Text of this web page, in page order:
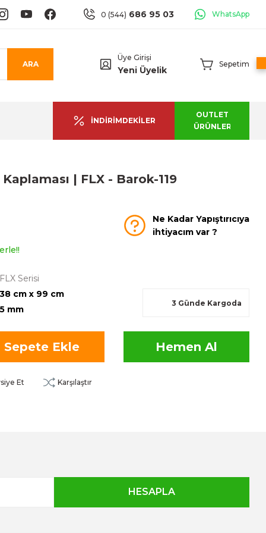
0 (544) 686 95 03 WhatsApp
ARA
Üye Girişi
Yeni Üyelik
Sepetim
İNDİRİMDEKİLER
OUTLET
ÜRÜNLER
| FLX - Barok-119
Ne Kadar Yapıştırıcıya
ihtiyacım var ?
FLX Serisi
38 cm x 99 cm
5 mm
3 Günde Kargoda
Sepete Ekle Hemen Al
Et Karşılaştır